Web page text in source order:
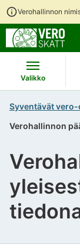
Verohallinnon
Valikko
Syventävät
Verohallinnon